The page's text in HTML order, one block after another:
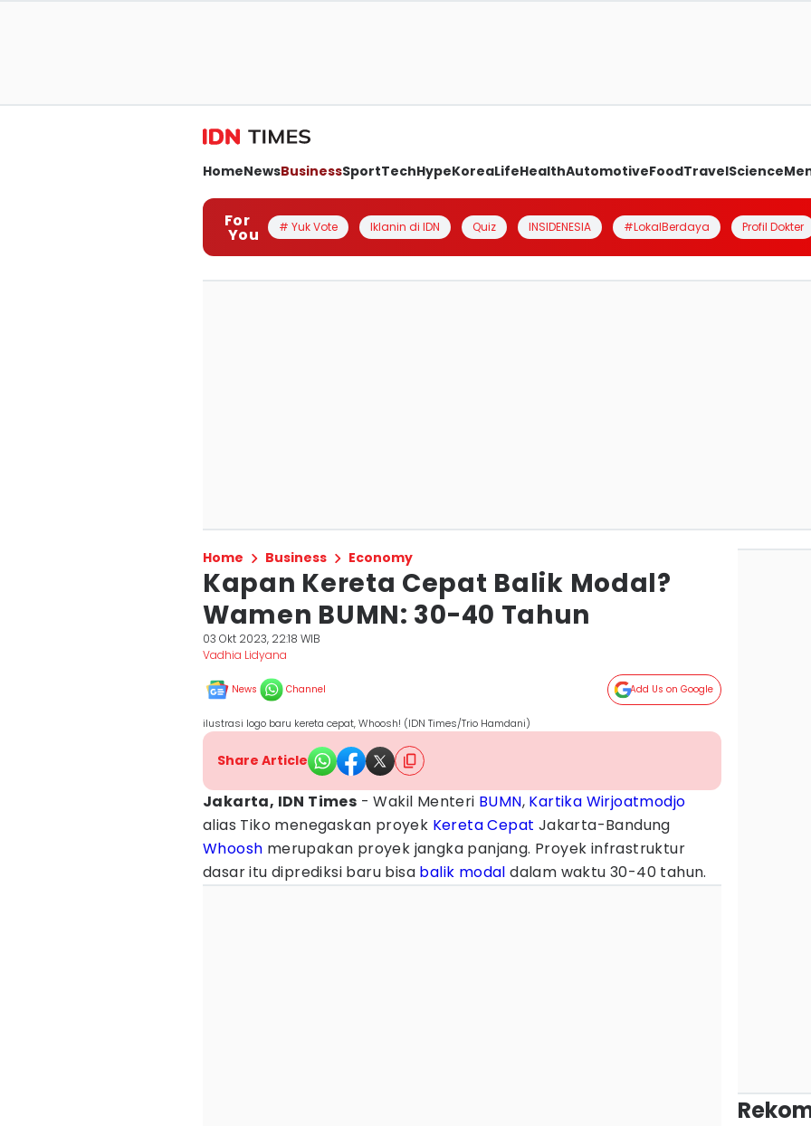
HomeNewsBusinessSportTechHypeKoreaLifeHealthAutomotiveFoodTravelScience
For
You # Yuk Vote Iklanin di IDN Quiz INSIDENESIA #LokalBerdaya Profil Dokter
Home Business Economy
Kapan Kereta Cepat Balik Modal?
Wamen BUMN: 30-40 Tahun
03 Okt 2023, 22:18 WIB
Vadhia Lidyana
News Channel Add Us on Google
ilustrasi logo baru kereta cepat, Whoosh! (IDN Times/Trio Hamdani)
Share Article
Jakarta, IDN Times - Wakil Menteri BUMN, Kartika Wirjoatmodjo
alias Tiko menegaskan proyek Kereta Cepat Jakarta-Bandung
Whoosh merupakan proyek jangka panjang. Proyek infrastruktur
dasar itu diprediksi baru bisa balik modal dalam waktu 30-40 tahun.